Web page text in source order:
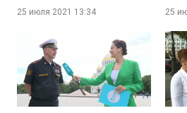
морского училища
Алексеем Масимчуком
25 июля 2021 13:34 25